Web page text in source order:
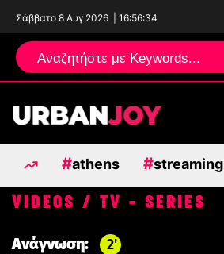
Σάββατο 8 Αυγ 2026 16:56:35
Μεταπηδήστε
περιεχόμενο
#athens #streaming
VIDEOS / TV - SERIES
Ανάγνωση: 2